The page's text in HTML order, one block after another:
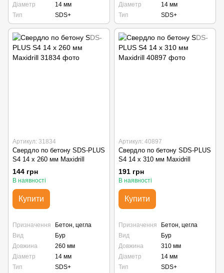
Діаметр
14 мм
Тип
SDS+
Діаметр
14 мм
Тип
SDS+
Артикул: 31834
Свердло по бетону SDS-PLUS
S4 14 х 260 мм Maxidrill
144 грн
В наявності
Купити
Призначення
Бетон, цегла
Вид
Бур
Довжина
260 мм
Діаметр
14 мм
Тип
SDS+
Артикул: 40897
Свердло по бетону SDS-PLUS
S4 14 х 310 мм Maxidrill
191 грн
В наявності
Купити
Призначення
Бетон, цегла
Вид
Бур
Довжина
310 мм
Діаметр
14 мм
Тип
SDS+